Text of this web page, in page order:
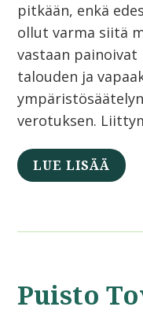
pitkään, enkä
ollut varma siitä
vastaan
talouden ja
verotuksen.
LUE LISÄÄ
Puisto